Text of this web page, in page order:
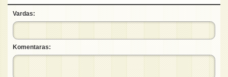
Vardas:
Komentaras: